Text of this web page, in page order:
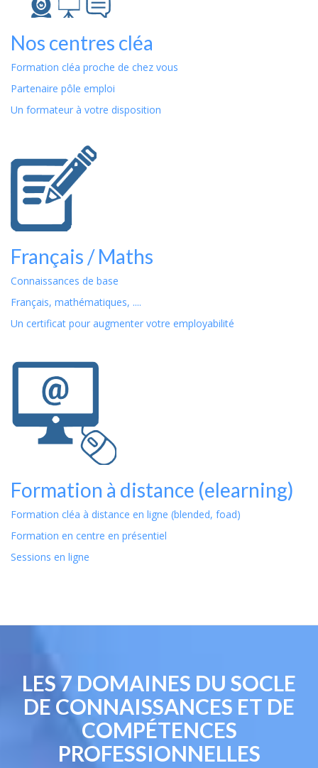
Nos centres cléa
Formation cléa proche de chez vous
Partenaire pôle emploi
Un formateur à votre disposition
Français / Maths
Connaissances de base
Français, mathématiques, ....
Un certificat pour augmenter votre employabilité
Formation à distance (elearning)
Formation cléa à distance en ligne (blended, foad)
Formation en centre en présentiel
Sessions en ligne
LES 7 DOMAINES DU SOCLE
DE CONNAISSANCES ET DE
COMPÉTENCES
PROFESSIONNELLES